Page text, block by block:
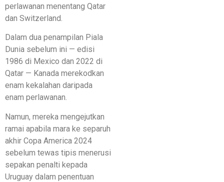
perlawanan menentang Qatar
dan Switzerland.
Dalam dua penampilan Piala
Dunia sebelum ini — edisi
1986 di Mexico dan 2022 di
Qatar — Kanada merekodkan
enam kekalahan daripada
enam perlawanan.
Namun, mereka mengejutkan
ramai apabila mara ke separuh
akhir Copa America 2024
sebelum tewas tipis menerusi
sepakan penalti kepada
Uruguay dalam penentuan